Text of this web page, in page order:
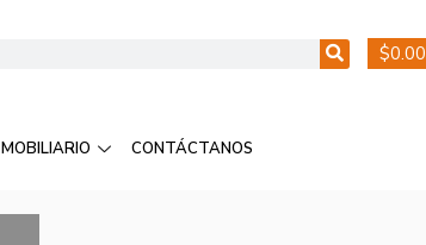
$0.00
MOBILIARIO CONTÁCTANOS